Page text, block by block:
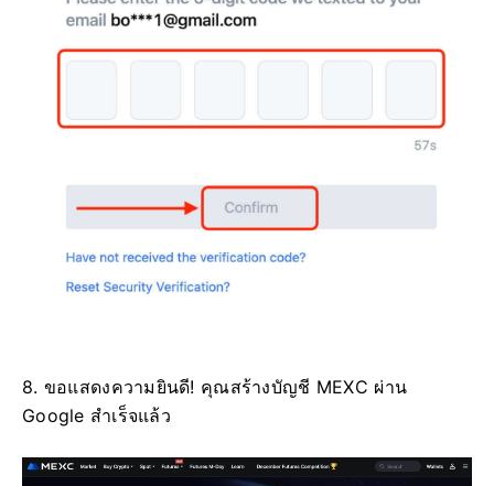
8. ขอแสดงความยินดี! คุณสร้างบัญชี MEXC ผ่าน
Google สำเร็จแล้ว